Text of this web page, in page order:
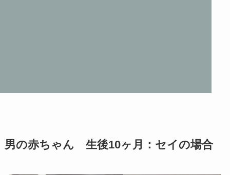
男の赤ちゃん 生後10ヶ月：セイの場合